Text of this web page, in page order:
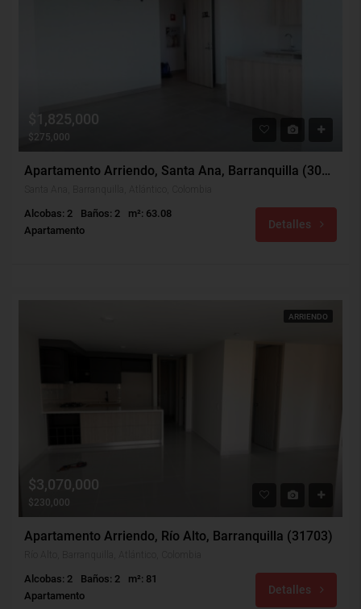
$1,825,000
$275,000
Apartamento Arriendo, Santa Ana, Barranquilla (30326)
Alcobas: 2 Baños: 2
m²: 63.08
Apartamento
Detalles
ARRIENDO
$3,070,000
$230,000
Apartamento Arriendo, Río Alto, Barranquilla (31703)
Alcobas: 2 Baños: 2
m²: 81
Apartamento
Detalles